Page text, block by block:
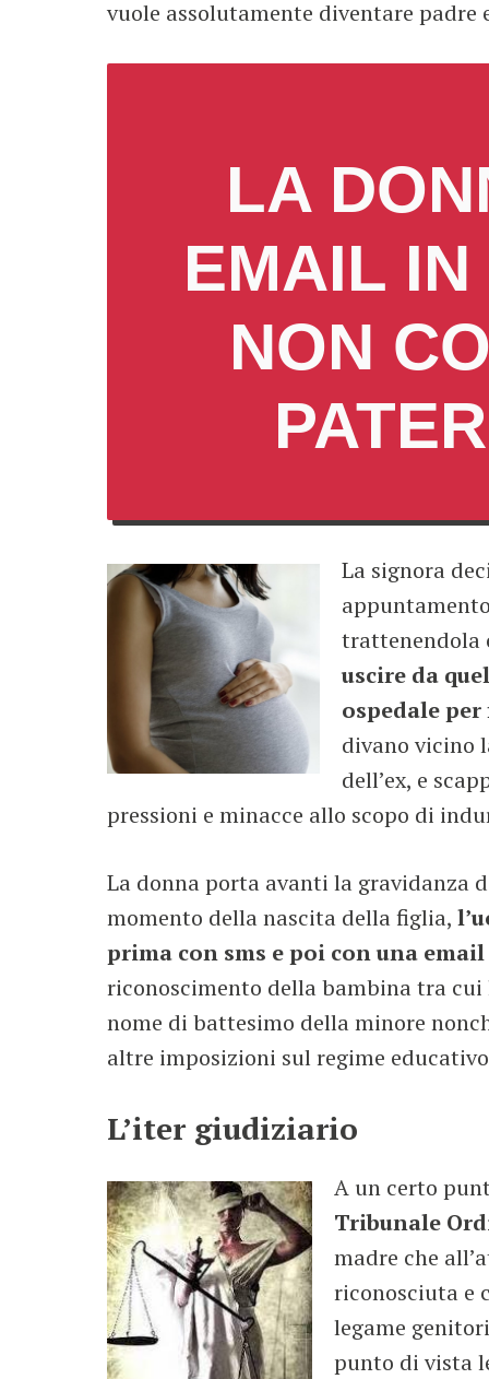
vuole assolutamente diventare
LA
EMAIL
NON
La signora
trattenendola
uscire da
ospedale
divano vicino
dell’ex, e
pressioni e minacce allo scopo di
La donna porta avanti la gravidanza
momento della nascita della figlia,
prima con sms e poi con una
riconoscimento della bambina tra
nome di battesimo della minore
altre imposizioni sul regime
L’iter giudiziario
A un certo
Tribunale
madre che
riconosciuta e
legame
punto di vista